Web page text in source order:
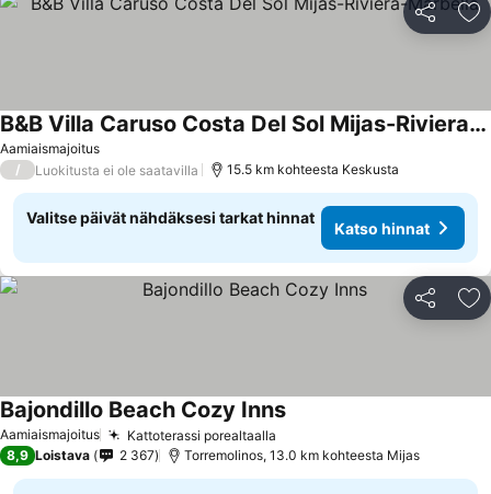
Jaa
Aamiaismajoitus
B&B Villa Caruso Costa Del Sol Mijas-Riviera-Marbella
Katso hinnat
/ Luokitusta ei ole saatavilla 15.5 km kohteesta Keskusta
Valitse päivät nähdäksesi tarkat hinnat
Katso hinnat
Jaa
Aamiaismajoitus Kattoterassi porealtaalla
Bajondillo Beach Cozy InnsKatso hinnat
8,9 Loistava 2 367 Torremolinos, 13.0 km kohteesta Mijas